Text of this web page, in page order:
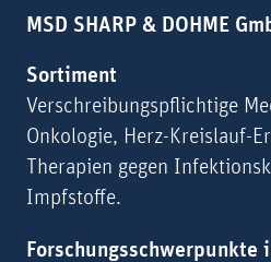
MSD SHARP & DOHME
Sortiment
Verschreibungspflichtige
Onkologie, Herz-Kreislauf-
Therapien gegen
Impfstoffe.
Forschungsschwerpunkte